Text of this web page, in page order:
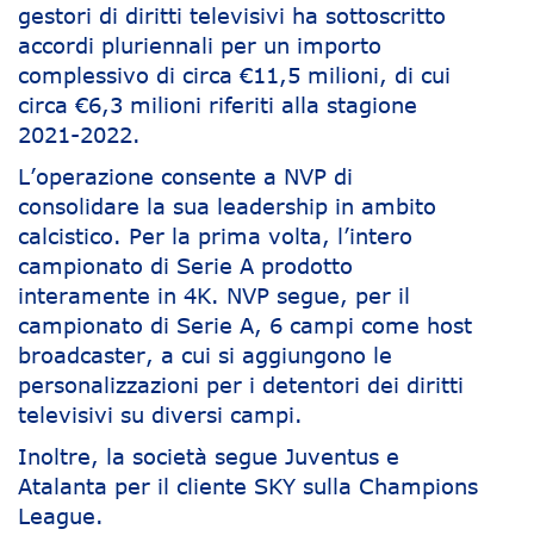
gestori di diritti televisivi ha sottoscritto
accordi pluriennali per un importo
complessivo di circa €11,5 milioni, di cui
circa €6,3 milioni riferiti alla stagione
2021-2022.
L’operazione consente a NVP di
consolidare la sua leadership in ambito
calcistico. Per la prima volta, l’intero
campionato di Serie A prodotto
interamente in 4K. NVP segue, per il
campionato di Serie A, 6 campi come host
broadcaster, a cui si aggiungono le
personalizzazioni per i detentori dei diritti
televisivi su diversi campi.
Inoltre, la società segue Juventus e
Atalanta per il cliente SKY sulla Champions
League.